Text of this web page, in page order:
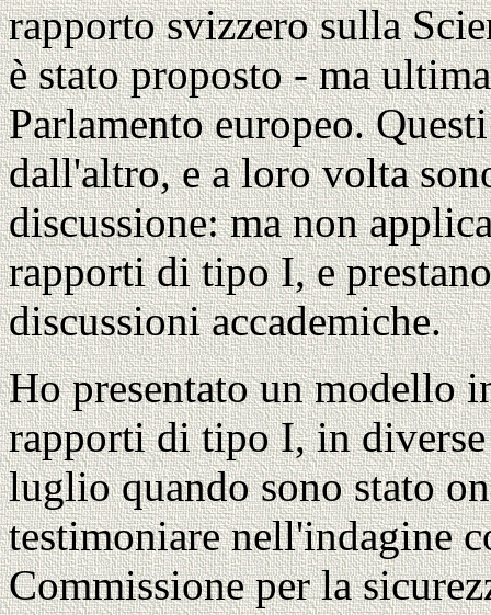
rapporto svizzero sulla
è stato proposto - ma
Parlamento europeo.
dall'altro, e a loro volta
discussione: ma non
rapporti di tipo I, e
discussioni accademiche.
Ho presentato un modello
rapporti di tipo I, in
luglio quando sono stato
testimoniare nell'indagine
Commissione per la